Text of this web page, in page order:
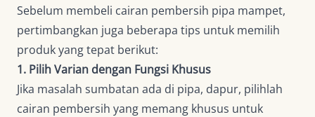
Sebelum membeli cairan pembersih pipa mampet,
pertimbangkan juga beberapa tips untuk memilih
produk yang tepat berikut:
1. Pilih Varian dengan Fungsi Khusus
Jika masalah sumbatan ada di pipa, dapur, pilihlah
cairan pembersih yang memang khusus untuk